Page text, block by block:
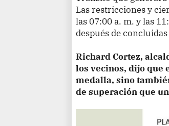
Las restricciones y
las 07:00 a. m. y las
después de
Richard Cortez,
los vecinos, dijo que
medalla, sino
de superación que